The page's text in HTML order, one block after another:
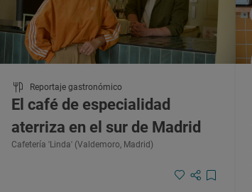
Reportaje gastronómico
El café de especialidad
aterriza en el sur de Madrid
Cafetería 'Linda' (Valdemoro, Madrid)